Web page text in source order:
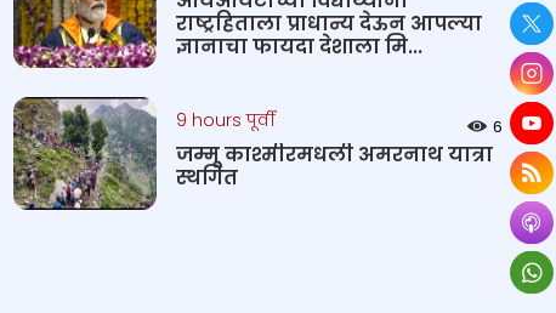
राष्ट्रहिताला प्राधान्य देऊन आपल्या
ज्ञानाचा फायदा देशाला मि...
9 hours पूर्वी 6
जम्मू काश्मीरमधली अमरनाथ यात्रा
स्थगित